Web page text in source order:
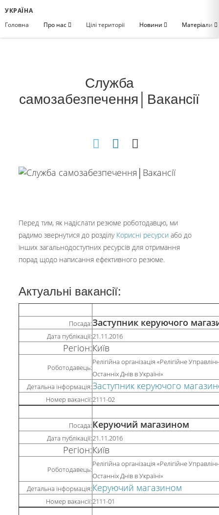
УКРАЇНА
Головна
Про нас Цілі території Новини Матеріали
Cлужба
самозабезпечення│Вакансії
Перед тим, як надіслати резюме роботодавцю, ми
радимо звернутися до розділу Корисні ресурсиабо до
інших загальнодоступних ресурсів для отримання
порад щодо написання ефективного резюме.
Актуальні вакансії:
Посада:Заступник керуючого
Дата публікації:21.11.2016
Регіон:Київ
Роботодавець:
Релігійна організація «Релігійне
Останніх Днів в Україні»
Детальна інформація:Заступник керуючого
Номер вакансії:2111-02
Посада:Керуючий магазином
Дата публікації:21.11.2016
Регіон:Київ
Роботодавець:
Релігійна організація «Релігійне
Останніх Днів в Україні»
Детальна інформація:Керуючий магазином
Номер вакансії:2111-01